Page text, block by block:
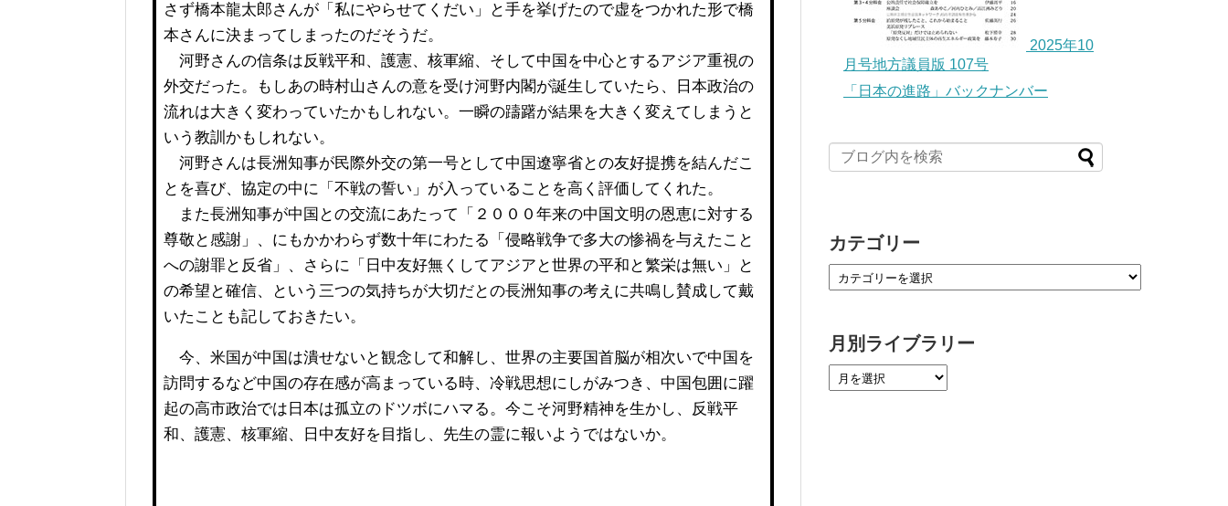
さず橋本龍太郎さんが「私にやらせてくだい」と手を挙げたので虚をつかれた形で橋
本さんに決まってしまったのだそうだ。
河野さんの信条は反戦平和、護憲、核軍縮、そして中国を中心とするアジア重視の
外交だった。もしあの時村山さんの意を受け河野内閣が誕生していたら、日本政治の
流れは大きく変わっていたかもしれない。一瞬の躊躇が結果を大きく変えてしまうと
いう教訓かもしれない。
河野さんは長洲知事が民際外交の第一号として中国遼寧省との友好提携を結んだこ
とを喜び、協定の中に「不戦の誓い」が入っていることを高く評価してくれた。
また長洲知事が中国との交流にあたって「２０００年来の中国文明の恩恵に対する
尊敬と感謝」、にもかかわらず数十年にわたる「侵略戦争で多大の惨禍を与えたこと
への謝罪と反省」、さらに「日中友好無くしてアジアと世界の平和と繁栄は無い」と
の希望と確信、という三つの気持ちが大切だとの長洲知事の考えに共鳴し賛成して戴
いたことも記しておきたい。
今、米国が中国は潰せないと観念して和解し、世界の主要国首脳が相次いで中国を
訪問するなど中国の存在感が高まっている時、冷戦思想にしがみつき、中国包囲に躍
起の高市政治では日本は孤立のドツボにハマる。今こそ河野精神を生かし、反戦平
和、護憲、核軍縮、日中友好を目指し、先生の霊に報いようではないか。
2025年10
月号地方議員版 107号
「日本の進路」バックナンバー
カテゴリー
月別ライブラリー